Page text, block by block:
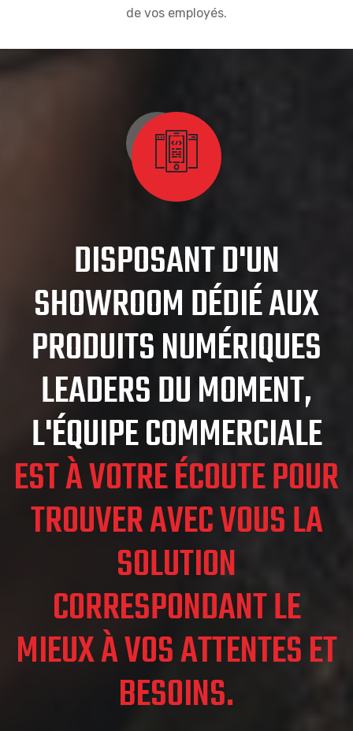
de vos employés.
DISPOSANT D'UN
SHOWROOM DÉDIÉ AUX
PRODUITS NUMÉRIQUES
LEADERS DU MOMENT,
L'ÉQUIPE COMMERCIALE
EST À VOTRE ÉCOUTE POUR
TROUVER AVEC VOUS LA
SOLUTION
CORRESPONDANT LE
MIEUX À VOS ATTENTES ET
BESOINS.